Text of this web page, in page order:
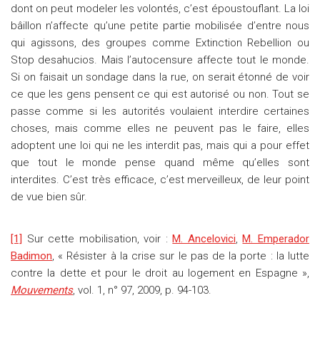
dont on peut modeler les volontés, c’est époustouflant. La loi
bâillon n’affecte qu’une petite partie mobilisée d’entre nous
qui agissons, des groupes comme Extinction Rebellion ou
Stop desahucios. Mais l’autocensure affecte tout le monde.
Si on faisait un sondage dans la rue, on serait étonné de voir
ce que les gens pensent ce qui est autorisé ou non. Tout se
passe comme si les autorités voulaient interdire certaines
choses, mais comme elles ne peuvent pas le faire, elles
adoptent une loi qui ne les interdit pas, mais qui a pour effet
que tout le monde pense quand même qu’elles sont
interdites. C’est très efficace, c’est merveilleux, de leur point
de vue bien sûr.
[1] Sur cette mobilisation, voir :M. Ancelovici,M. Emperador
Badimon, « Résister à la crise sur le pas de la porte : la lutte
contre la dette et pour le droit au logement en Espagne »,
Mouvements, vol. 1, n° 97, 2009, p. 94-103.